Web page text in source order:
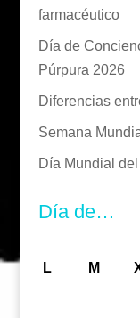
farmacéutico
Día de
Púrpura 2026
Diferencias
Semana
Día Mundial
Día de…
L M